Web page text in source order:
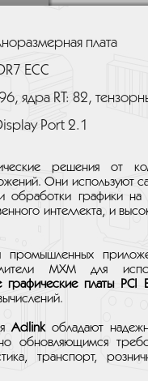
плата
ECC
ядра RT: 82,
Port 2.1
решения от
Они используют
обработки графики
интеллекта, и
промышленных
MXM для
графические платы PCI
Adlinkобладают
обновляющимся
транспорт,